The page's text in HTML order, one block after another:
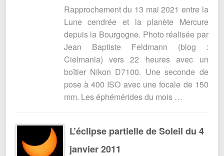
Rapprochement du 13 mai 2021 entre la
Lune cendrée et la planète Mercure
depuis la Bourgogne. Photo réalisée par
Jean Baptiste Feldmann (blog :
Cielmania) vers 22 heures avec un
boîtier Nikon D7100. Une seconde de
pose à 400 ISO avec une focale de 150
mm. Les éphémérides du mois …
L’éclipse partielle de Soleil du 4
janvier 2011